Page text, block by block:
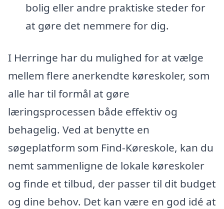
bolig eller andre praktiske steder for
at gøre det nemmere for dig.
I Herringe har du mulighed for at vælge
mellem flere anerkendte køreskoler, som
alle har til formål at gøre
læringsprocessen både effektiv og
behagelig. Ved at benytte en
søgeplatform som Find-Køreskole, kan du
nemt sammenligne de lokale køreskoler
og finde et tilbud, der passer til dit budget
og dine behov. Det kan være en god idé at